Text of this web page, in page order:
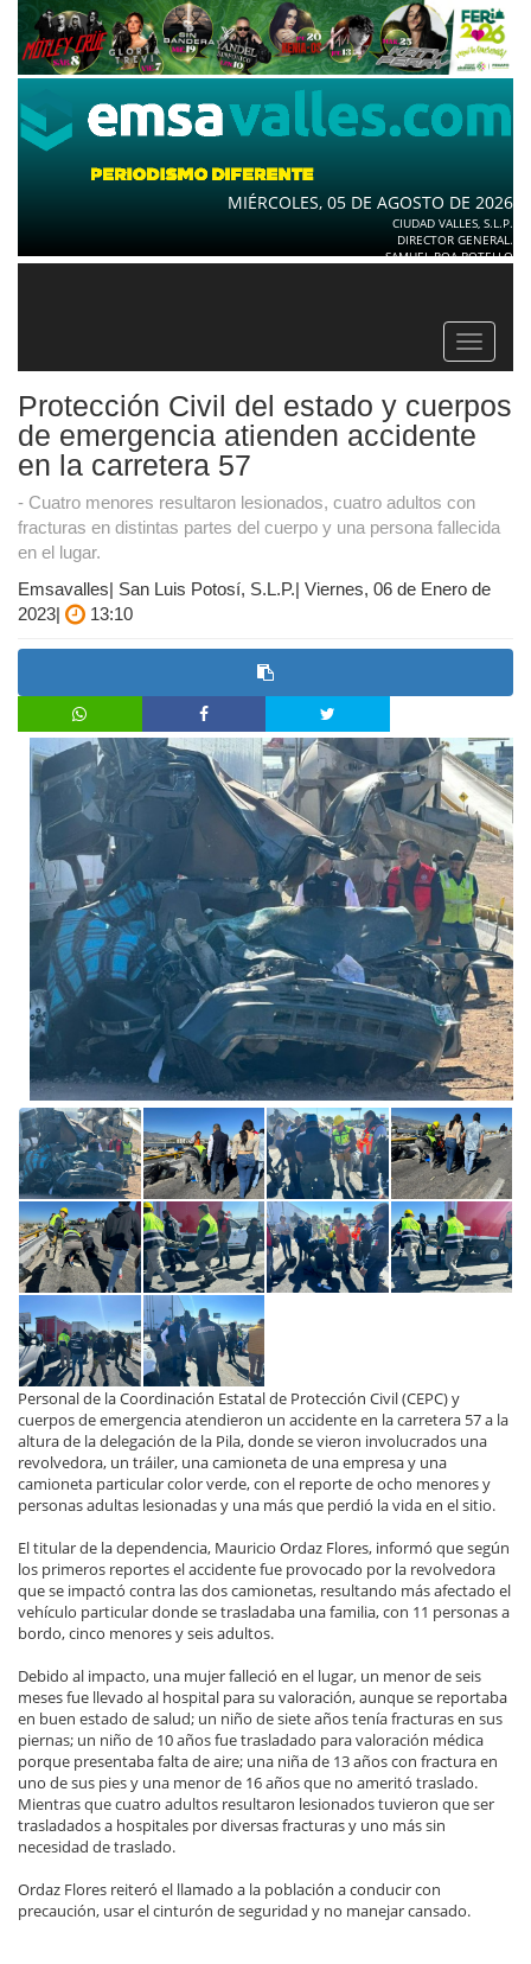
MIÉRCOLES, 05 DE AGOSTO DE 2026
CIUDAD VALLES, S.L.P.
DIRECTOR GENERAL.
SAMUEL ROA BOTELLO
Toggle
Protección Civil del estado y cuerpos
de emergencia atienden accidente
en la carretera 57
- Cuatro menores resultaron lesionados, cuatro adultos con
fracturas en distintas partes del cuerpo y una persona fallecida
en el lugar.
Emsavalles| San Luis Potosí, S.L.P.| Viernes, 06 de Enero de
2023|
13:10
Personal de la Coordinación Estatal de Protección Civil (CEPC) y
cuerpos de emergencia atendieron un accidente en la carretera 57 a la
altura de la delegación de la Pila, donde se vieron involucrados una
revolvedora, un tráiler, una camioneta de una empresa y una
camioneta particular color verde, con el reporte de ocho menores y
personas adultas lesionadas y una más que perdió la vida en el sitio.
El titular de la dependencia, Mauricio Ordaz Flores, informó que según
los primeros reportes el accidente fue provocado por la revolvedora
que se impactó contra las dos camionetas, resultando más afectado el
vehículo particular donde se trasladaba una familia, con 11 personas a
bordo, cinco menores y seis adultos.
Debido al impacto, una mujer falleció en el lugar, un menor de seis
meses fue llevado al hospital para su valoración, aunque se reportaba
en buen estado de salud; un niño de siete años tenía fracturas en sus
piernas; un niño de 10 años fue trasladado para valoración médica
porque presentaba falta de aire; una niña de 13 años con fractura en
uno de sus pies y una menor de 16 años que no ameritó traslado.
Mientras que cuatro adultos resultaron lesionados tuvieron que ser
trasladados a hospitales por diversas fracturas y uno más sin
necesidad de traslado.
Ordaz Flores reiteró el llamado a la población a conducir con
precaución, usar el cinturón de seguridad y no manejar cansado.